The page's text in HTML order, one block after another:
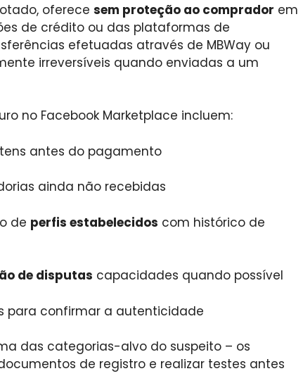
oferece sem proteção ao comprador em
de crédito ou das plataformas de
efetuadas através de MBWay ou
irreversíveis quando enviadas a um
no Facebook Marketplace incluem:
antes do pagamento
ainda não recebidas
de perfis estabelecidos com histórico de
de disputas capacidades quando possível
para confirmar a autenticidade
das categorias-alvo do suspeito – os
de registro e realizar testes antes